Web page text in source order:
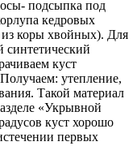
подсыпка под
кедровых
из коры хвойных). Для
куст
утепление,
Такой материал
«Укрывной
куст хорошо
первых